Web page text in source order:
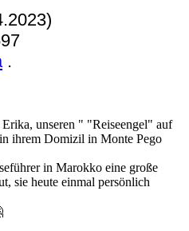
.
unseren " "Reiseengel" auf
ihrem Domizil in Monte Pego
in Marokko eine große
sie heute einmal persönlich